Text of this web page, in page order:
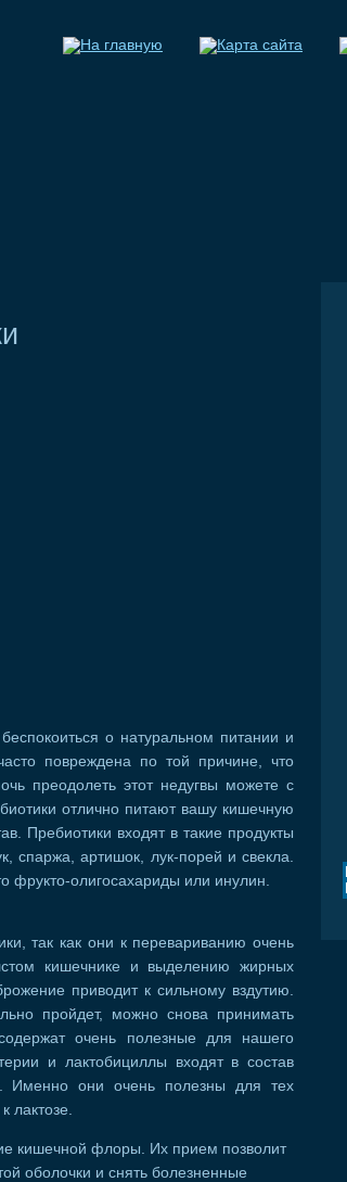
о натуральном питании и
повреждена по той причине, что
преодолеть этот недугвы можете с
отлично питают вашу кишечную
Пребиотики входят в такие продукты
спаржа, артишок, лук-порей и свекла.
фрукто-олигосахариды или инулин.
так как они к перевариванию очень
кишечнике и выделению жирных
приводит к сильному вздутию.
пройдет, можно снова принимать
очень полезные для нашего
и лактобициллы входят в состав
Именно они очень полезны для тех
лактозе.
кишечной флоры. Их прием позволит
оболочки и снять болезненные